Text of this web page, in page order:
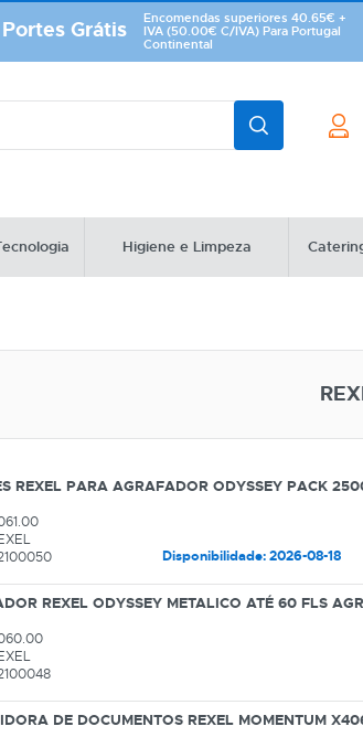
Portes Grátis
Encomendas superiores 40.65€ +
IVA (50.00€ C/IVA) Para Portugal
Continental
Higiene e Limpeza
REXEL PARA AGRAFADOR ODYSSEY PACK
Disponibilidade: 2026-08-18
REXEL ODYSSEY METALICO ATÉ 60 FLS
DE DOCUMENTOS REXEL MOMENTUM